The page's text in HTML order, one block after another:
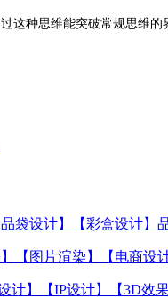
这种思维能突破常规思维的
袋设计】【彩盒设计】
【图片渲染】【电商设
计】【IP设计】【3D效